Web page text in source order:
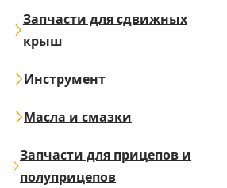
Запчасти для сдвижных
крыш
Инструмент
Масла и смазки
Запчасти для прицепов и
полуприцепов